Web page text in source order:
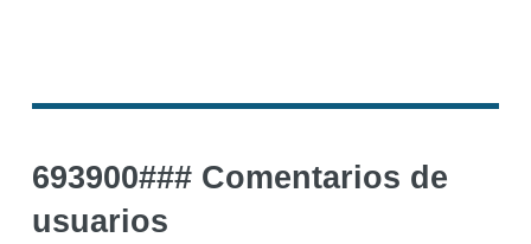
693900### Comentarios de
usuarios